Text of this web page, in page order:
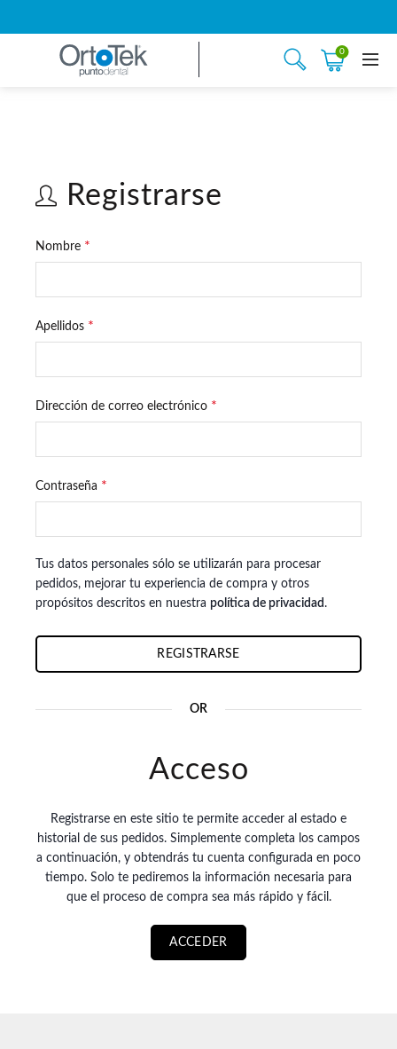
0
Registrarse
Nombre *
Apellidos *
Dirección de correo electrónico *
Contraseña *
Tus datos personales sólo se utilizarán para procesar
pedidos, mejorar tu experiencia de compra y otros
propósitos descritos en nuestra política de privacidad.
REGISTRARSE
OR
Acceso
Registrarse en este sitio te permite acceder al estado e
historial de sus pedidos. Simplemente completa los campos
a continuación, y obtendrás tu cuenta configurada en poco
tiempo. Solo te pediremos la información necesaria para
que el proceso de compra sea más rápido y fácil.
ACCEDER